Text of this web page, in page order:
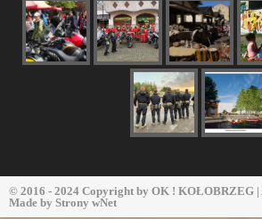
© 2016 - 2024 Copyright by OK ! KOŁOBRZEG
Made by Strony wNet